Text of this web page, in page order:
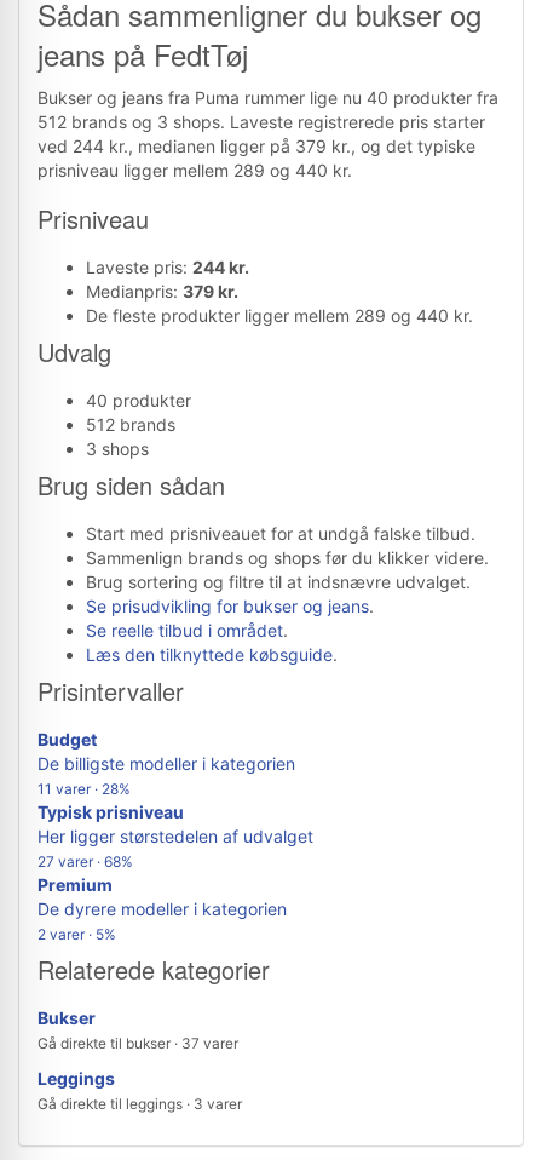
Sådan sammenligner du bukser og
jeans på FedtTøj
Bukser og jeans fra Puma rummer lige nu 40 produkter fra
512 brands og 3 shops. Laveste registrerede pris starter
ved 244 kr., medianen ligger på 379 kr., og det typiske
prisniveau ligger mellem 289 og 440 kr.
Prisniveau
Laveste pris: 244 kr.
Medianpris: 379 kr.
De fleste produkter ligger mellem 289 og 440 kr.
Udvalg
40 produkter
512 brands
3 shops
Brug siden sådan
Start med prisniveauet for at undgå falske tilbud.
Sammenlign brands og shops før du klikker videre.
Brug sortering og filtre til at indsnævre udvalget.
Se prisudvikling for bukser og jeans.
Se reelle tilbud i området.
Læs den tilknyttede købsguide.
Prisintervaller
Budget
De billigste modeller i kategorien
11 varer · 28%
Typisk prisniveau
Her ligger størstedelen af udvalget
27 varer · 68%
Premium
De dyrere modeller i kategorien
2 varer · 5%
Relaterede kategorier
Bukser
Gå direkte til bukser · 37 varer
Leggings
Gå direkte til leggings · 3 varer